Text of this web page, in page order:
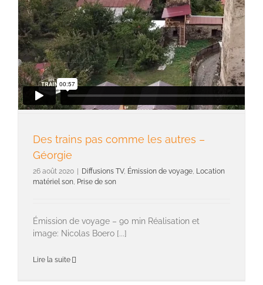
Des trains pas comme les autres –
Géorgie
26 août 2020 Diffusions TV, Émission de voyage, Location
matériel son, Prise de son
Émission de voyage – 90 min Réalisation et
image: Nicolas Boero [...]
Lire la suite